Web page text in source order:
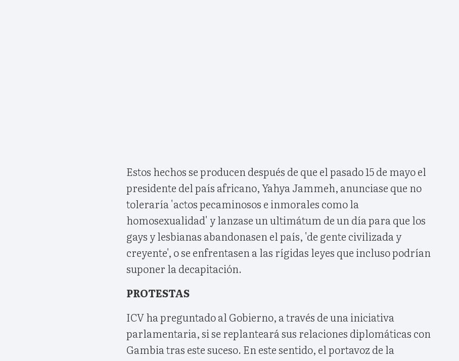
Estos hechos se producen después de que el pasado 15 de mayo el
presidente del país africano, Yahya Jammeh, anunciase que no
toleraría 'actos pecaminosos e inmorales como la
homosexualidad' y lanzase un ultimátum de un día para que los
gays y lesbianas abandonasen el país, 'de gente civilizada y
creyente', o se enfrentasen a las rígidas leyes que incluso podrían
suponer la decapitación.
PROTESTAS
ICV ha preguntado al Gobierno, a través de una iniciativa
parlamentaria, si se replanteará sus relaciones diplomáticas con
Gambia tras este suceso. En este sentido, el portavoz de la